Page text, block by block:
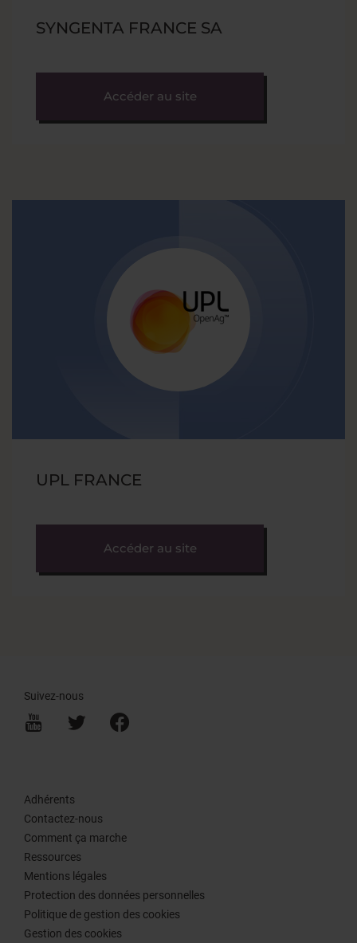
SYNGENTA FRANCE SA
Accéder au site
UPL FRANCE
Accéder au site
Suivez-nous
Adhérents
Contactez-nous
Comment ça marche
Ressources
Mentions légales
Protection des données personnelles
Politique de gestion des cookies
Gestion des cookies